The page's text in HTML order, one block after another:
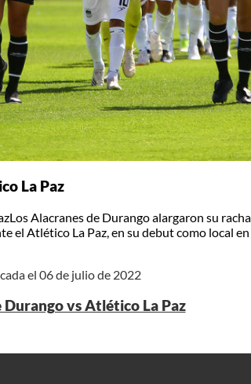
La Paz
Alacranes de Durango alargaron su
el Atlético La Paz, en su debut como local
el 06 de julio de 2022
Durango vs Atlético La Paz